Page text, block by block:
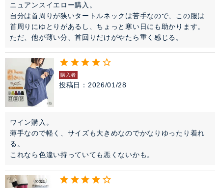
ニュアンスイエロー購入。
自分は首周りが狭いタートルネックは苦手なので、この服は
首周りにゆとりがあるし、ちょっと寒い日にも助かります。
ただ、他が薄い分、首回りだけがやたら重く感じる。
購入者
投稿日 2026/01/28
ワイン購入。
薄手なので軽く、サイズも大きめなのでかなりゆったり着れ
る。
これなら色違い持っていても悪くないかも。